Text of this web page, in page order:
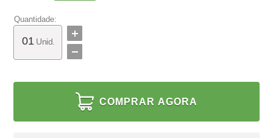
Quantidade:
Unid.
COMPRAR AGORA